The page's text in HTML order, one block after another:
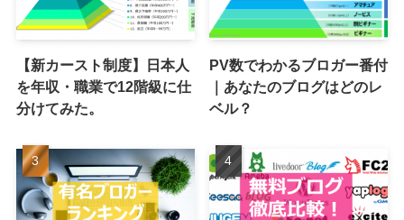
【新カースト制度】日本人
を年収・職業で12階級に仕
分けてみた。
PV数でわかるブロガー番付
｜あなたのブログはどのレ
ベル？